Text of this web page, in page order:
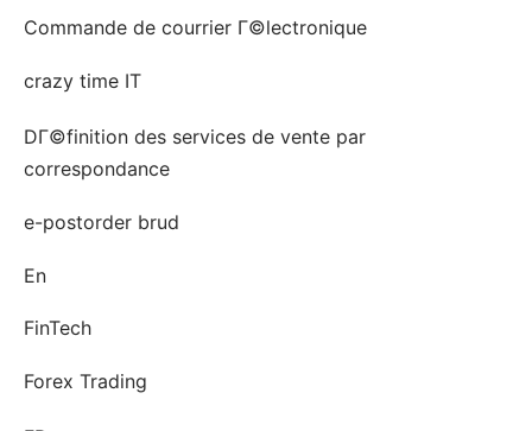
Commande de courrier Г©lectronique
crazy time IT
DГ©finition des services de vente par
correspondance
e-postorder brud
En
FinTech
Forex Trading